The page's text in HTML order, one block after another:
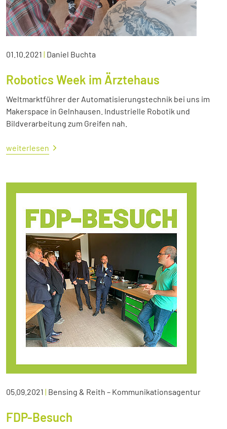
01.10.2021 | Daniel Buchta
Robotics Week im Ärztehaus
Weltmarktführer der Automatisierungstechnik bei uns im
Makerspace in Gelnhausen. Industrielle Robotik und
Bildverarbeitung zum Greifen nah.
weiterlesen
05.09.2021 | Bensing & Reith – Kommunikationsagentur
FDP-Besuch